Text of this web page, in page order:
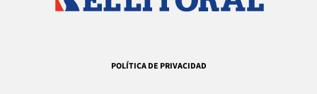
POLÍTICA DE PRIVACIDAD